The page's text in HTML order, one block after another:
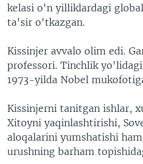
kelasi o'n yilliklardagi
ta'sir o'tkazgan.
Kissinjer avvalo olim edi.
professori. Tinchlik
1973-yilda Nobel
Kissinjerni tanitgan ishlar,
Xitoyni yaqinlashtirishi,
aloqalarini yumshatishi
urushning barham